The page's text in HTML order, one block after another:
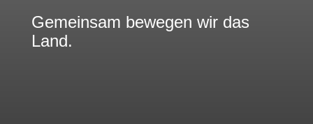
Gemeinsam bewegen wir das
Land.